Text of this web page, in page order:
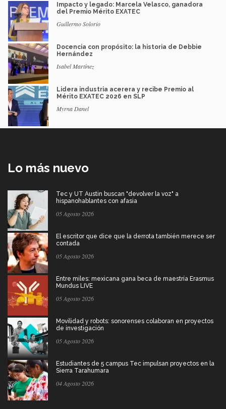
Impacto y legado: Marcela Velasco, ganadora
del Premio Mérito EXATEC
Guillermo Solorio
Docencia con propósito: la historia de Debbie
Hernández
Isabel Martínez
Lidera industria acerera y recibe Premio al
Mérito EXATEC 2026 en SLP
Myrna Danel
Lo más nuevo
Tec y UT Austin buscan "devolver la voz" a
hispanohablantes con afasia
05 Agosto 2026
El escritor que dice que la derrota también merece ser
contada
05 Agosto 2026
Entre miles: mexicana gana beca de maestría Erasmus
Mundus LIVE
05 Agosto 2026
Movilidad y robots: sonorenses colaboran en proyectos
de investigación
05 Agosto 2026
Estudiantes de 5 campus Tec impulsan proyectos en la
Sierra Tarahumara
04 Agosto 2026